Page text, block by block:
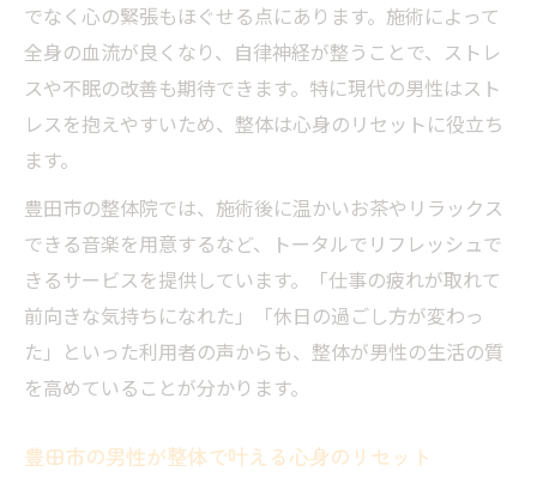
でなく心の緊張もほぐせる点にあります。施術によって
全身の血流が良くなり、自律神経が整うことで、ストレ
スや不眠の改善も期待できます。特に現代の男性はスト
レスを抱えやすいため、整体は心身のリセットに役立ち
ます。
豊田市の整体院では、施術後に温かいお茶やリラックス
できる音楽を用意するなど、トータルでリフレッシュで
きるサービスを提供しています。「仕事の疲れが取れて
前向きな気持ちになれた」「休日の過ごし方が変わっ
た」といった利用者の声からも、整体が男性の生活の質
を高めていることが分かります。
豊田市の男性が整体で叶える心身のリセット